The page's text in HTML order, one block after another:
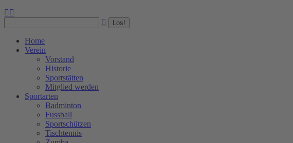
Facebook
opens
new
opens
in
new
window
Home
Verein
Vorstand
Historie
Sportstätten
Mitglied werden
Sportarten
Badminton
Fussball
Sportschützen
Tischtennis